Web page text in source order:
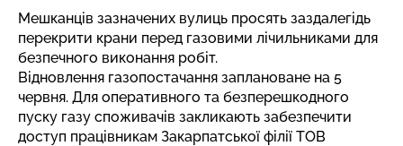
Мешканців зазначених вулиць просять заздалегідь
перекрити крани перед газовими лічильниками для
безпечного виконання робіт.
Відновлення газопостачання заплановане на 5
червня. Для оперативного та безперешкодного
пуску газу споживачів закликають забезпечити
доступ працівникам Закарпатської філії ТОВ